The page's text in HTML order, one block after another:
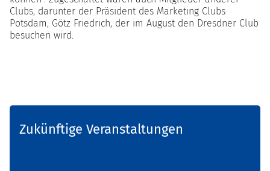
Clubs, darunter der Präsident des Marketing Clubs
Potsdam, Götz Friedrich, der im August den Dresdner Club
besuchen wird.
Zukünftige Veranstaltungen